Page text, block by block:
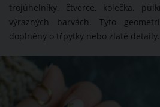
trojúhelníky, čtverce, kolečka,
výrazných barvách. Tyto
doplněny o třpytky nebo zlaté detaily.